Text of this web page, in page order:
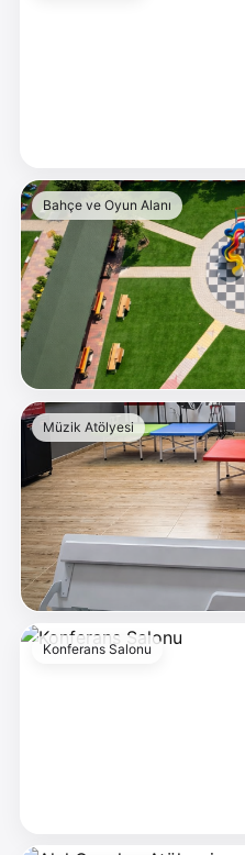
Bahçe ve Oyun Alanı
Müzik Atölyesi
Konferans Salonu